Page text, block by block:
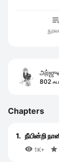
802
Chapters
1. நீயின்றி
 1K+ 